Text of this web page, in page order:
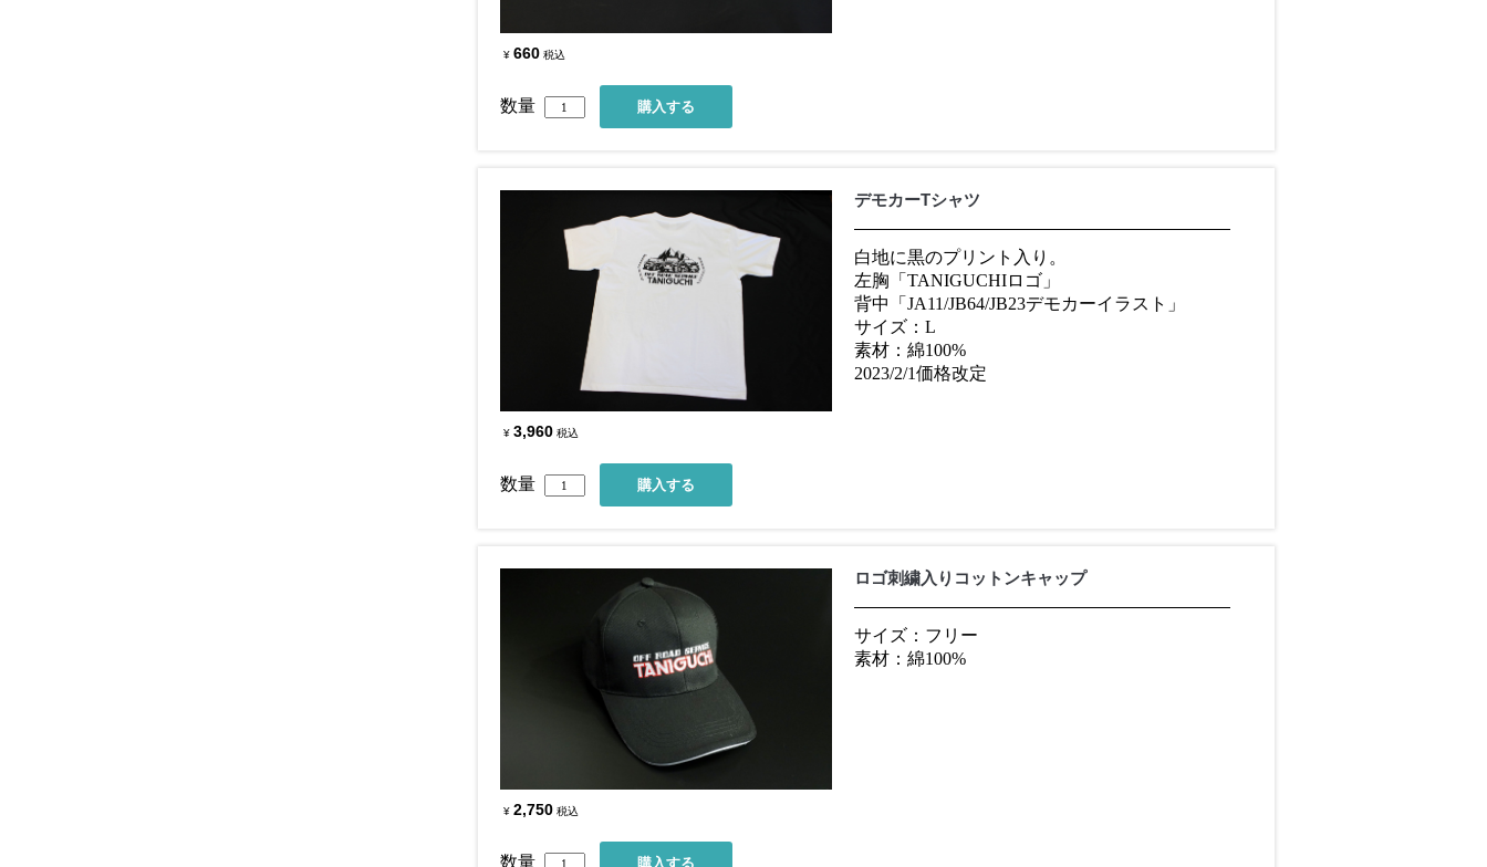
¥ 660 税込
数量
デモカーTシャツ
白地に黒のプリント入り。
左胸「TANIGUCHIロゴ」
背中「JA11/JB64/JB23デモカーイラスト」
サイズ：L
素材：綿100%
2023/2/1価格改定
¥ 3,960 税込
数量
ロゴ刺繍入りコットンキャップ
サイズ：フリー
素材：綿100%
¥ 2,750 税込
数量